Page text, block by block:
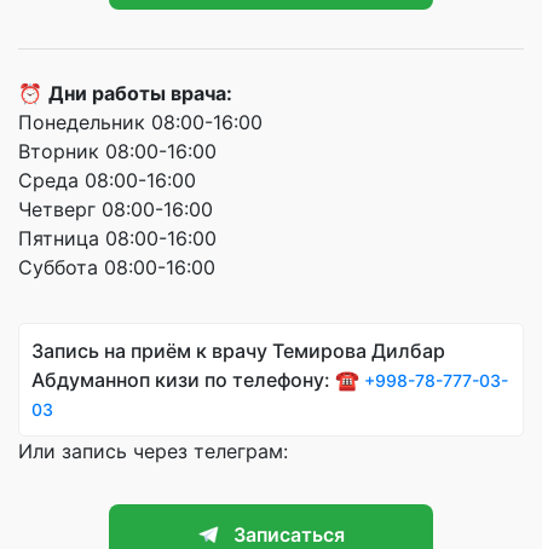
⏰ Дни работы врача:
Понедельник 08:00-16:00
Вторник 08:00-16:00
Среда 08:00-16:00
Четверг 08:00-16:00
Пятница 08:00-16:00
Суббота 08:00-16:00
Запись на приём к врачу Темирова Дилбар
Абдуманноп кизи по телефону: ☎️ +998-78-777-03-
03
Или запись через телеграм:
Записаться